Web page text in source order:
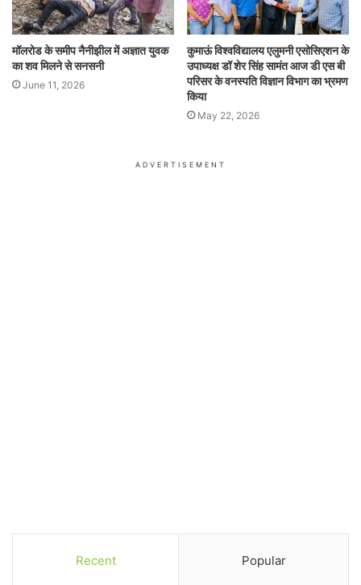
मॉलरोड के समीप नैनीझील में अज्ञात युवक
का शव मिलने से सनसनी
June 11, 2026
कुमाऊं विश्वविद्यालय एलुमनी एसोसिएशन के
उपाध्यक्ष डॉ शेर सिंह सामंत आज डी एस बी
परिसर के वनस्पति विज्ञान विभाग का भ्रमण
किया
May 22, 2026
ADVERTISEMENT
Recent Popular